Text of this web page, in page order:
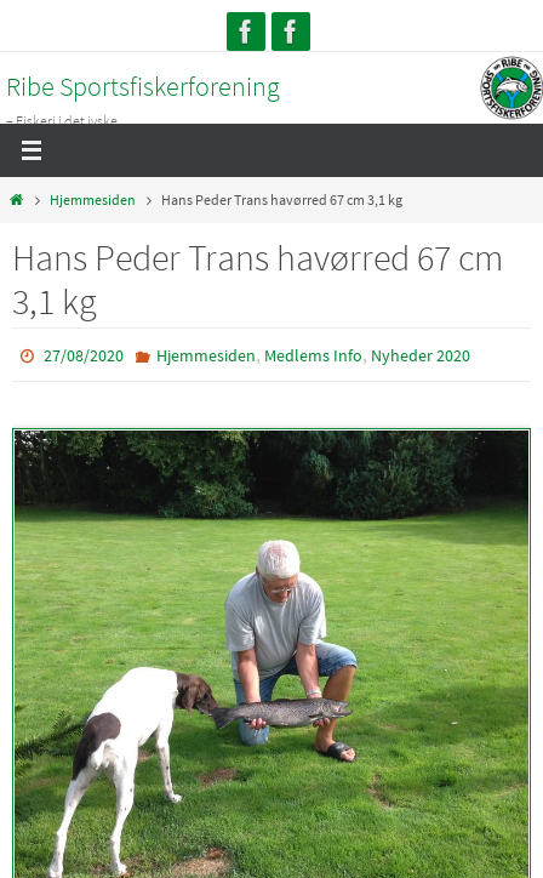
content
Ribe Sportsfiskerforening
– Fiskeri i det jyske...
HomeHjemmesiden Hans Peder Trans havørred 67 cm 3,1 kg
Hans Peder Trans havørred 67 cm
3,1 kg
27/08/2020 Hjemmesiden, Medlems Info, Nyheder 2020